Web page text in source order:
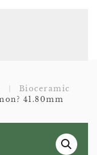
Bioceramic
41.80mm